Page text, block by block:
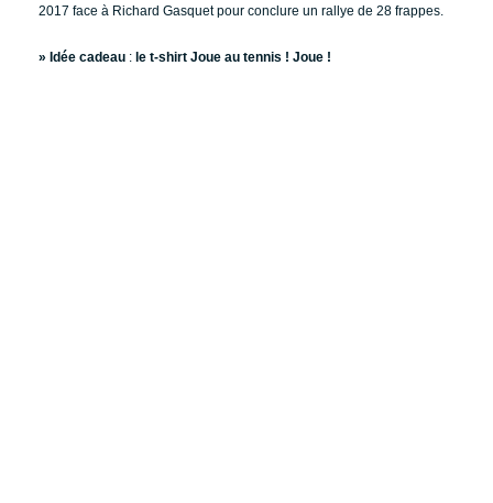
2017 face à Richard Gasquet pour conclure un rallye de 28 frappes.
» Idée cadeau : le t-shirt Joue au tennis ! Joue !